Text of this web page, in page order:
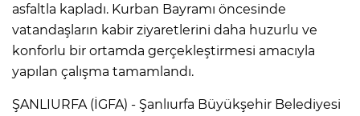
asfaltla kapladı. Kurban Bayramı öncesinde
vatandaşların kabir ziyaretlerini daha huzurlu ve
konforlu bir ortamda gerçekleştirmesi amacıyla
yapılan çalışma tamamlandı.
ŞANLIURFA (İGFA) - Şanlıurfa Büyükşehir Belediyesi